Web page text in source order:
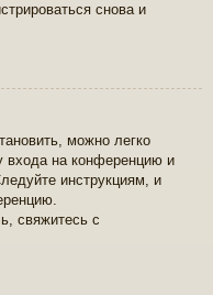
снова и
можно легко
входа на конференцию и
инструкциям, и
свяжитесь с